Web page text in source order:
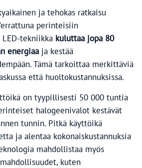
ja tehokas ratkaisu
perinteisiin
tekniikka kuluttaa jopa 80
energiaa ja kestää
Tämä tarkoittaa merkittäviä
että huoltokustannuksissa.
on tyypillisesti 50 000 tuntia
halogeenivalot kestävät
tunnin. Pitkä käyttöikä
ja alentaa kokonaiskustannuksia
mahdollistaa myös
kuten